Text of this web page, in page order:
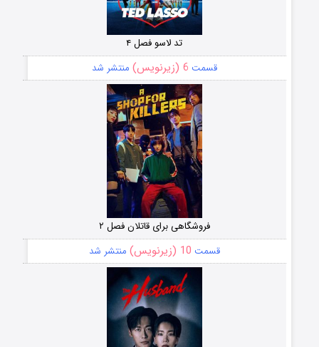
تد لاسو فصل ۴
قسمت 6 (زیرنویس) منتشر شد
فروشگاهی برای قاتلان فصل ۲
قسمت 10 (زیرنویس) منتشر شد